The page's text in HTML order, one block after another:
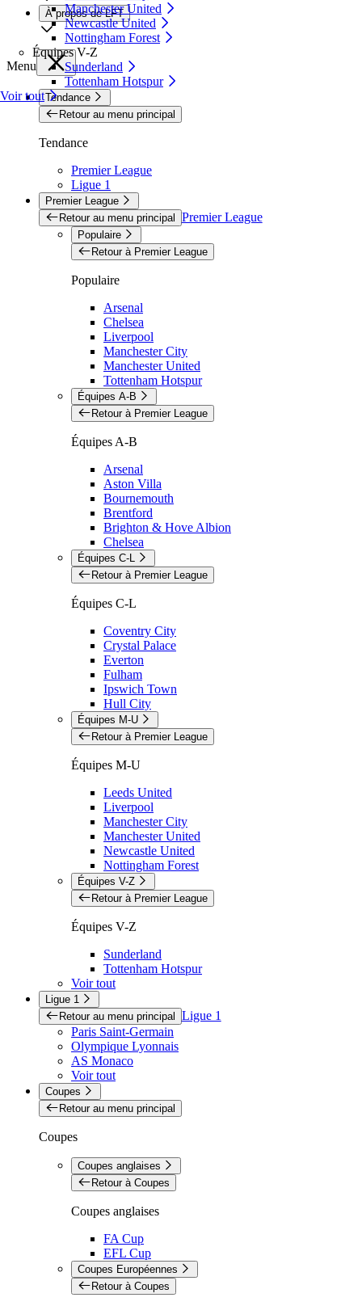
Manchester United
Newcastle United
Nottingham Forest
Équipes V-Z
Sunderland
Tottenham Hotspur
Voir tout
À propos de LFT
Menu
Tendance
Retour au menu principal
Tendance
Premier League
Ligue 1
Premier League
Retour au menu principal Premier League
Populaire
Retour à Premier League
Populaire
Arsenal
Chelsea
Liverpool
Manchester City
Manchester United
Tottenham Hotspur
Équipes A-B
Retour à Premier League
Équipes A-B
Arsenal
Aston Villa
Bournemouth
Brentford
Brighton & Hove Albion
Chelsea
Équipes C-L
Retour à Premier League
Équipes C-L
Coventry City
Crystal Palace
Everton
Fulham
Ipswich Town
Hull City
Équipes M-U
Retour à Premier League
Équipes M-U
Leeds United
Liverpool
Manchester City
Manchester United
Newcastle United
Nottingham Forest
Équipes V-Z
Retour à Premier League
Équipes V-Z
Sunderland
Tottenham Hotspur
Voir tout
Ligue 1
Retour au menu principal Ligue 1
Paris Saint-Germain
Olympique Lyonnais
AS Monaco
Voir tout
Coupes
Retour au menu principal
Coupes
Coupes anglaises
Retour à Coupes
Coupes anglaises
FA Cup
EFL Cup
Coupes Européennes
Retour à Coupes